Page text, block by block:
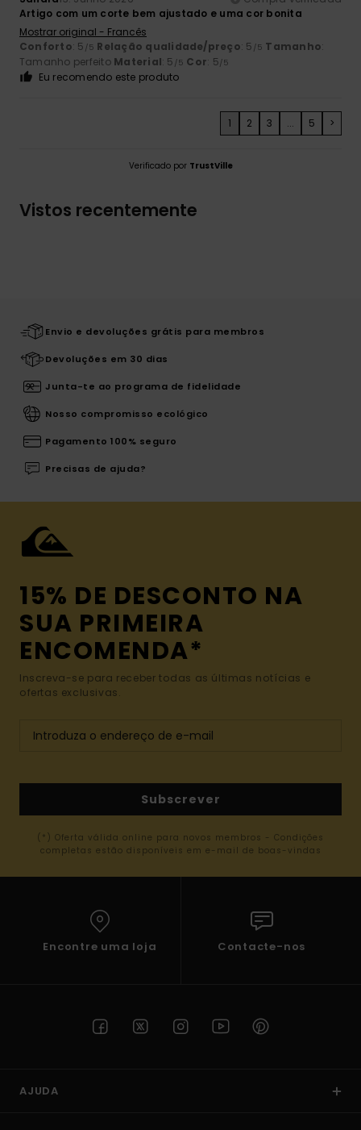
Artigo com um corte bem ajustado e uma cor bonita
Mostrar original - Francês
Conforto: 5 /5 Relação qualidade/preço: 5 /5 Tamanho:
Tamanho perfeito Material: 5 /5 Cor: 5/5
Eu recomendo este produto
1 2 3 ... 5 >
Verificado por TrustVille
Vistos recentemente
Envio e devoluções grátis para membros
Devoluções em 30 dias
Junta-te ao programa de fidelidade
Nosso compromisso ecológico
Pagamento 100% seguro
Precisas de ajuda?
15% DE DESCONTO NA
SUA PRIMEIRA
ENCOMENDA*
Inscreva-se para receber todas as últimas notícias e
ofertas exclusivas.
Subscrever
(*) Oferta válida online para novos membros - Condições
completas estão disponíveis em e-mail de boas-vindas
Encontre uma loja Contacte-nos
AJUDA